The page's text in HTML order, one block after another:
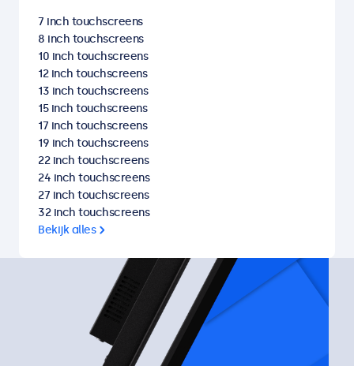
7 inch touchscreens
8 inch touchscreens
10 inch touchscreens
12 inch touchscreens
13 inch touchscreens
15 inch touchscreens
17 inch touchscreens
19 inch touchscreens
22 inch touchscreens
24 inch touchscreens
27 inch touchscreens
32 inch touchscreens
Bekijk alles